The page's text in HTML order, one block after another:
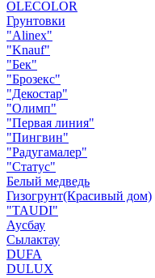
OLECOLOR
Грунтовки
"Alinex"
"Knauf"
"Бек"
"Брозекс"
"Декостар"
"Олимп"
"Первая линия"
"Пингвин"
"Радугамалер"
"Статус"
Белый медведь
Гизогрунт(Красивый дом)
"TAUDI"
Аусбау
Сылактау
DUFA
DULUX